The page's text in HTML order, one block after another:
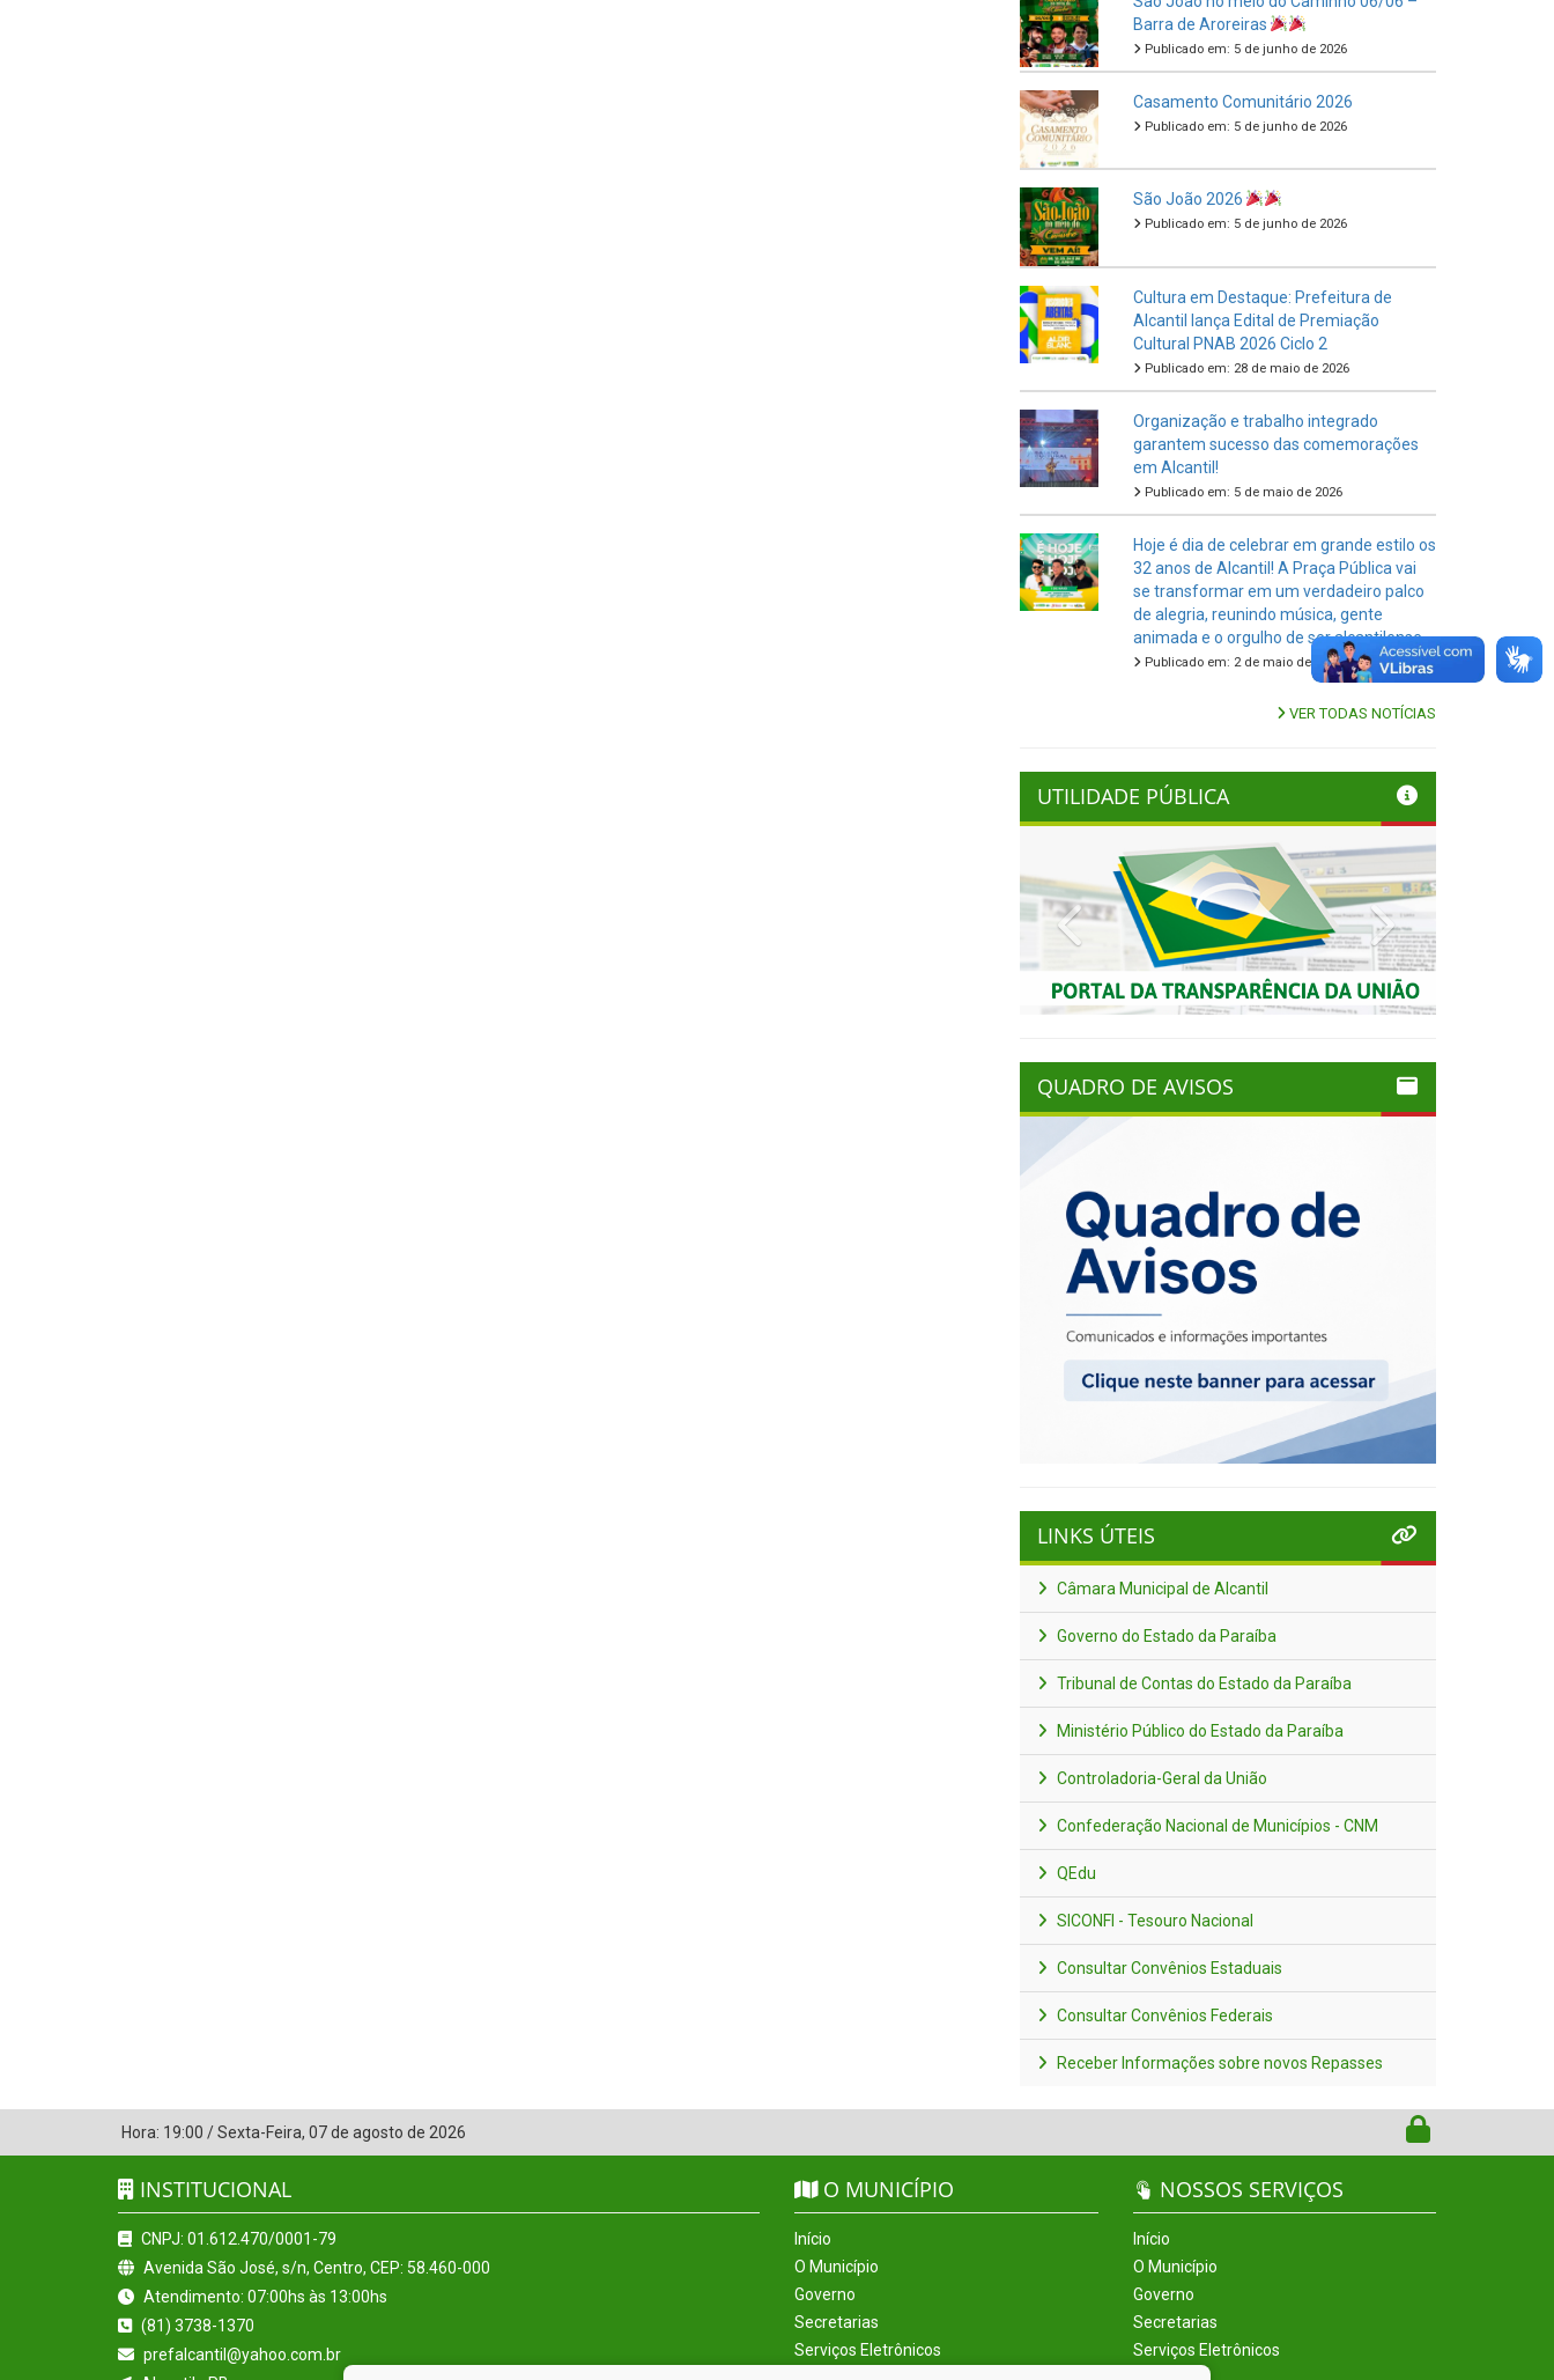
Barra de Aroreiras
Publicado em: 5 de junho de 2026
Casamento Comunitário 2026
Publicado em: 5 de junho de 2026
São João 2026
Publicado em: 5 de junho de 2026
Cultura em Destaque: Prefeitura de
Alcantil lança Edital de Premiação
Cultural PNAB 2026 Ciclo 2
Publicado em: 28 de maio de 2026
Organização e trabalho integrado
garantem sucesso das comemorações
em Alcantil!
Publicado em: 5 de maio de 2026
Hoje é dia de celebrar em grande estilo os
32 anos de Alcantil! A Praça Pública vai
se transformar em um verdadeiro palco
de alegria, reunindo música, gente
animada e o orgulho de ser alcantilense.
Publicado em: 2 de maio de 2026
VER TODAS NOTÍCIAS
UTILIDADE PÚBLICA
Previous Next
QUADRO DE AVISOS
LINKS ÚTEIS
Câmara Municipal de Alcantil
Governo do Estado da Paraíba
Tribunal de Contas do Estado da Paraíba
Ministério Público do Estado da Paraíba
Controladoria-Geral da União
Confederação Nacional de Municípios - CNM
QEdu
SICONFI - Tesouro Nacional
Consultar Convênios Estaduais
Consultar Convênios Federais
Receber Informações sobre novos Repasses
Hora: 19:00 /Sexta-Feira, 07 de agosto de 2026
INSTITUCIONAL
CNPJ: 01.612.470/0001-79
Avenida São José, s/n, Centro, CEP: 58.460-000
Atendimento: 07:00hs às 13:00hs
(81) 3738-1370
prefalcantil@yahoo.com.br
O MUNICÍPIO
Início
O Município
Governo
Secretarias
Serviços Eletrônicos
NOSSOS SERVIÇOS
Início
O Município
Governo
Secretarias
Serviços Eletrônicos